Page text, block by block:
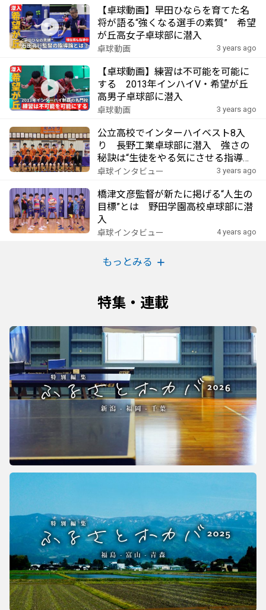
【卓球動画】早田ひならを育てた名
将が語る“強くなる選手の素質” 希望
が丘高女子卓球部に潜入
卓球動画 3 years ago
【卓球動画】練習は不可能を可能に
する 2013年インハイV・希望が丘
高男子卓球部に潜入
卓球動画 3 years ago
公立高校でインターハイベスト8入
り 長野工業卓球部に潜入 強さの
秘訣は“生徒をやる気にさせる指導方
法”
卓球インタビュー 3 years ago
橋津文彦監督が新たに掲げる“人生の
目標”とは 野田学園高校卓球部に潜
入
卓球インタビュー 4 years ago
もっとみる
特集・連載